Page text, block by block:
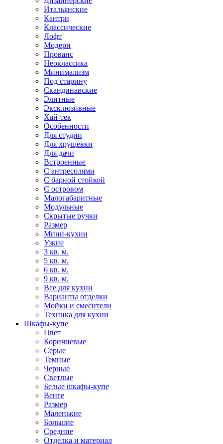
Итальянские
Кантри
Классические
Лофт
Модерн
Прованс
Неоклассика
Минимализм
Под старину
Скандинавские
Элитные
Эксклюзивные
Хай-тек
Особенности
Для студии
Для хрущевки
Для дачи
Встроенные
С антресолями
С барной стойкой
С островом
Малогабаритные
Модульные
Скрытые ручки
Размер
Мини-кухни
Узкие
3 кв. м.
5 кв. м.
6 кв. м.
9 кв. м.
Все для кухни
Варианты отделки
Мойки и смесители
Техника для кухни
Шкафы-купе
Цвет
Коричневые
Серые
Темные
Черные
Светлые
Белые шкафы-купе
Венге
Размер
Маленькие
Большие
Средние
Отделка и материал